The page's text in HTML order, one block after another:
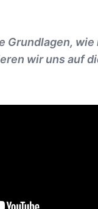
Grundlagen,
wir uns auf